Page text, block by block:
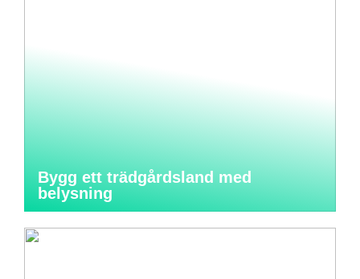
Bygg ett trädgårdsland med
belysning